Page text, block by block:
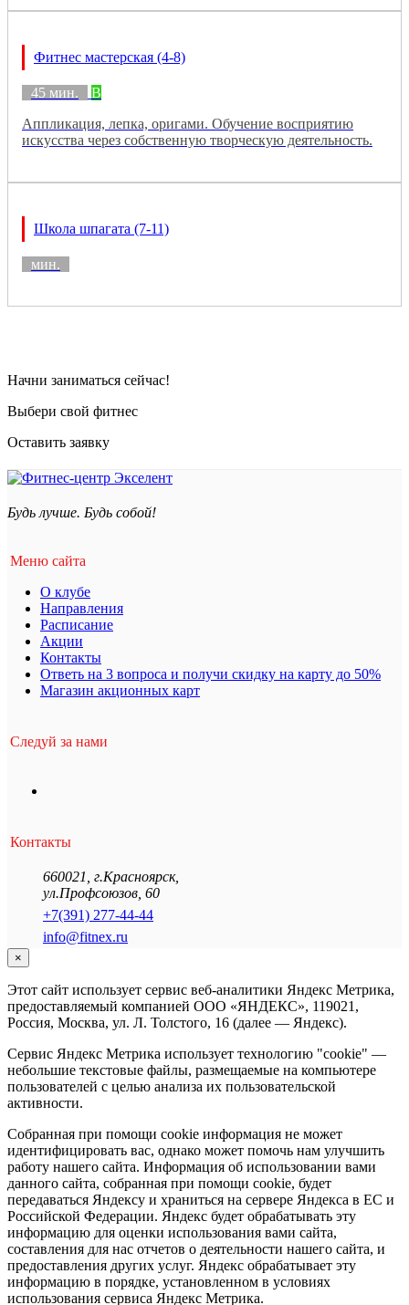
Фитнес мастерская (4-8)
45 мин.
B
Аппликация, лепка, оригами. Обучение восприятию
искусства через собственную творческую деятельность.
Школа шпагата (7-11)
мин.
Начни заниматься сейчас!
Выбери свой фитнес
Оставить заявку
Будь лучше. Будь собой!
Меню сайта
О клубе
Направления
Расписание
Акции
Контакты
Ответь на 3 вопроса и получи скидку на карту до 50%
Магазин акционных карт
Следуй за нами
Контакты
660021 г.Красноярск,
ул.Профсоюзов, 60
+7(391) 277-44-44
info@fitnex.ru
×
Этот сайт использует сервис веб-аналитики Яндекс Метрика,
предоставляемый компанией ООО «ЯНДЕКС», 119021,
Россия, Москва, ул. Л. Толстого, 16 (далее — Яндекс).
Сервис Яндекс Метрика использует технологию "cookie" —
небольшие текстовые файлы, размещаемые на компьютере
пользователей с целью анализа их пользовательской
активности.
Собранная при помощи cookie информация не может
идентифицировать вас, однако может помочь нам улучшить
работу нашего сайта. Информация об использовании вами
данного сайта, собранная при помощи cookie, будет
передаваться Яндексу и храниться на сервере Яндекса в ЕС и
Российской Федерации. Яндекс будет обрабатывать эту
информацию для оценки использования вами сайта,
составления для нас отчетов о деятельности нашего сайта, и
предоставления других услуг. Яндекс обрабатывает эту
информацию в порядке, установленном в условиях
использования сервиса Яндекс Метрика.